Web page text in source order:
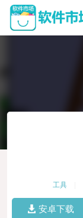
工具
安卓下载